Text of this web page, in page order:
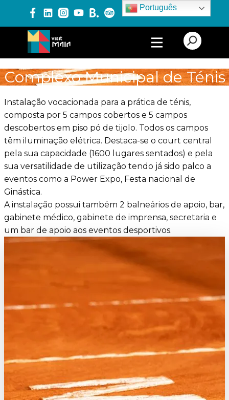
Português
PRODUTOS E SERVIÇOS
EVENTOS
BLOG
Complexo Municipal de Ténis
Instalação vocacionada para a prática de ténis,
composta por 5 campos cobertos e 5 campos
descobertos em piso pó de tijolo. Todos os campos
têm iluminação elétrica. Destaca-se o court central
pela sua capacidade (1600 lugares sentados) e pela
sua versatilidade de utilização tendo já sido palco a
eventos como a Power Expo, Festa nacional de
Ginástica.
A instalação possui também 2 balneários de apoio, bar,
gabinete médico, gabinete de imprensa, secretaria e
um bar de apoio aos eventos desportivos.